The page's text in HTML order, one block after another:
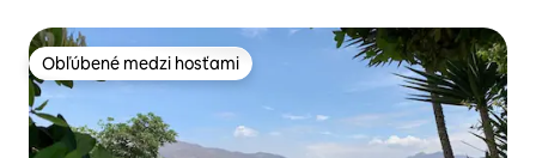
Obľúbené medzi hosťami
Obľúbené medzi hosťami